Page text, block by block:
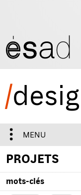
/
MENU
PROJETS
mots-clés